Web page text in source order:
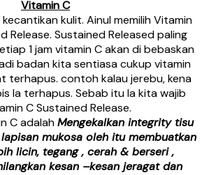
Vitamin C
kulit. Ainul memilih Vitamin
Release. Sustained Released paling
1 jam vitamin C akan di bebaskan
badan kita sentiasa cukup vitamin
terhapus. contoh kalau jerebu, kena
la terhapus. Sebab itu la kita wajib
C Sustained Release.
C adalahMengekalkan integrity tisu
mukosa oleh itu membuatkan
licin, tegang , cerah & berseri ,
kesan –kesan jeragat dan